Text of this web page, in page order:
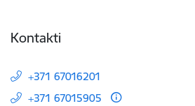
Kontakti
+371 67016201
+371 67015905